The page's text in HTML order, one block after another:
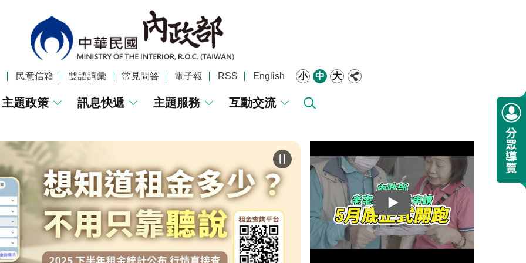
民意信箱 雙語詞彙 常見問答 電子報 RSS English 小 中 大
主題政策 訊息快遞 主題服務 互動交流